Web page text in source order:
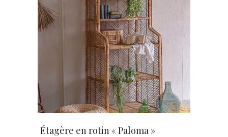
AJOUTER AU PANIER
Étagère en rotin « Paloma »